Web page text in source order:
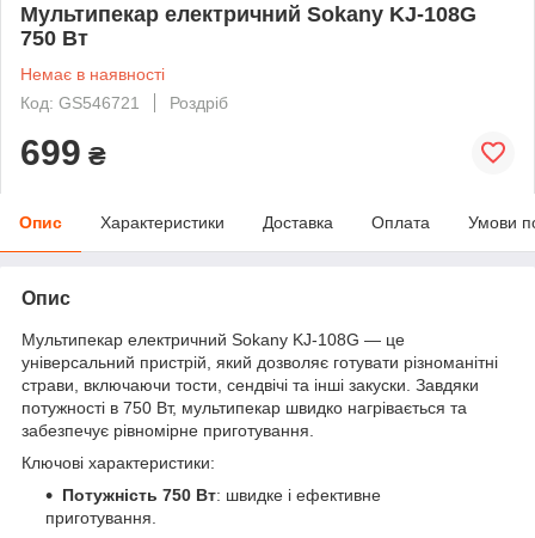
Мультипекар електричний Sokany KJ-108G
750 Вт
Немає в наявності
Код: GS546721
Роздріб
699 ₴
Опис Характеристики Доставка Оплата Умови
Опис
Мультипекар електричний Sokany KJ-108G — це
універсальний пристрій, який дозволяє готувати різноманітні
страви, включаючи тости, сендвічі та інші закуски. Завдяки
потужності в 750 Вт, мультипекар швидко нагрівається та
забезпечує рівномірне приготування.
Ключові характеристики:
Потужність 750 Вт: швидке і ефективне
приготування.